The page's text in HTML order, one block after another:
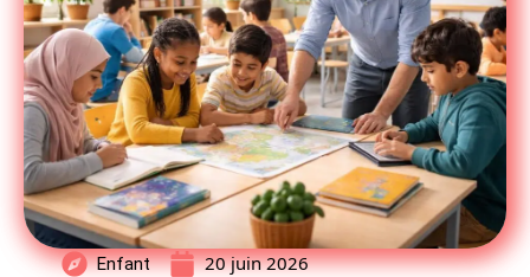
Enfant 20 juin 2026